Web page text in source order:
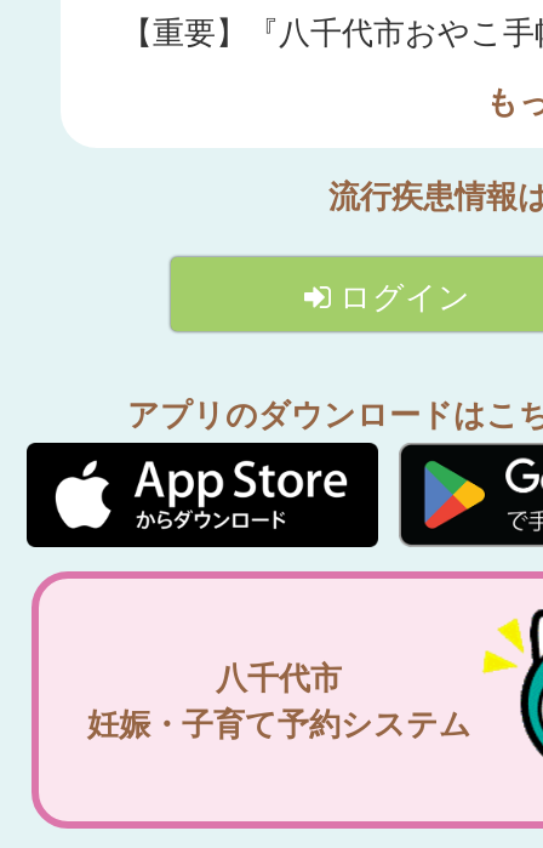
も
流行疾患情報
ログイン
アプリのダウンロードはこ
八千代市
妊娠・子育て予約システム